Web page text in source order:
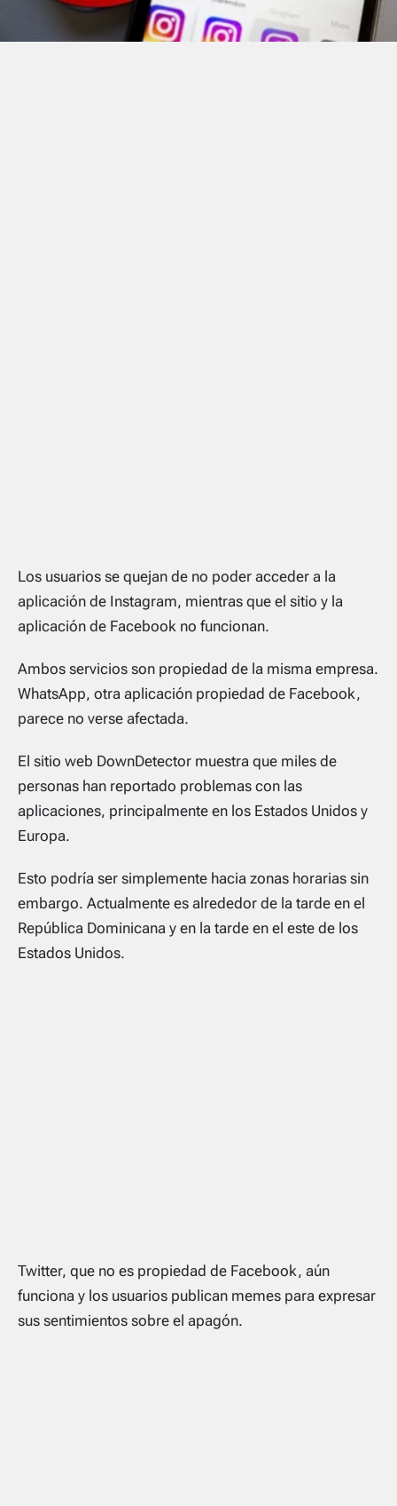
Los usuarios se quejan de no poder acceder a la
aplicación de Instagram, mientras que el sitio y la
aplicación de Facebook no funcionan.
Ambos servicios son propiedad de la misma empresa.
WhatsApp, otra aplicación propiedad de Facebook,
parece no verse afectada.
El sitio web DownDetector muestra que miles de
personas han reportado problemas con las
aplicaciones, principalmente en los Estados Unidos y
Europa.
Esto podría ser simplemente hacia zonas horarias sin
embargo. Actualmente es alrededor de la tarde en el
República Dominicana y en la tarde en el este de los
Estados Unidos.
Twitter, que no es propiedad de Facebook, aún
funciona y los usuarios publican memes para expresar
sus sentimientos sobre el apagón.